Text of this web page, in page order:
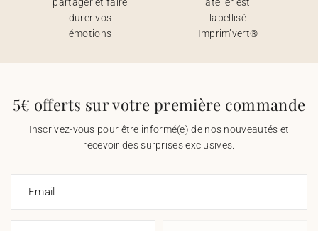
durer vos
émotions
labellisé
Imprim’vert®
5€ offerts sur votre première commande
Inscrivez-vous pour être informé(e) de nos nouveautés et
recevoir des surprises exclusives.
Email